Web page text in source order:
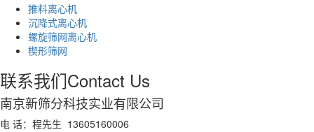
推料离心机
沉降式离心机
螺旋筛网离心机
楔形筛网
联系我们Contact Us
南京新筛分科技实业有限公司
电 话：程先生 13605160006